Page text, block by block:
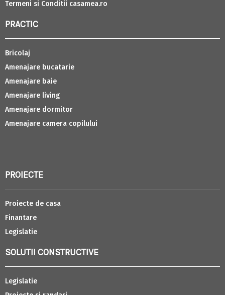
Termeni si Conditii casamea.ro
PRACTIC
Bricolaj
Amenajare bucatarie
Amenajare baie
Amenajare living
Amenajare dormitor
Amenajare camera copilului
PROIECTE
Proiecte de casa
Finantare
Legislatie
SOLUTII CONSTRUCTIVE
Legislatie